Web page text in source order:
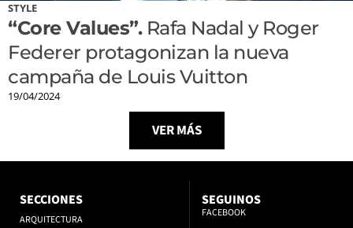
STYLE
“Core Values”.Rafa Nadal y Roger
Federer protagonizan la nueva
campaña de Louis Vuitton
19/04/2024
VER MÁS
SECCIONES
ARQUITECTURA
SEGUINOS
FACEBOOK